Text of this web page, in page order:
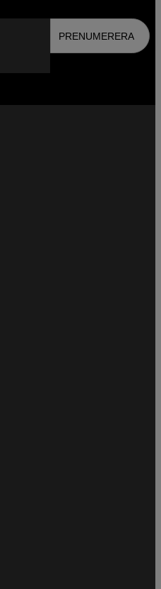
PRENUMERERA